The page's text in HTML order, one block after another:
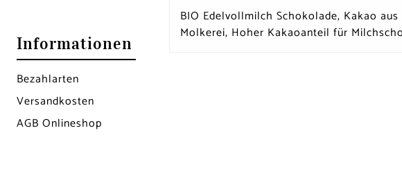
Informationen
Bezahlarten
Versandkosten
AGB Onlineshop
BIO Edelvollmilch Schokolade, Kakao
Molkerei, Hoher Kakaoanteil für